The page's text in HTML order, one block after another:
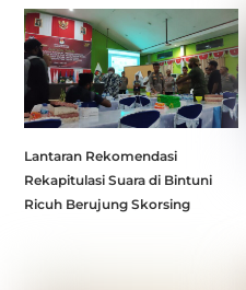
Lantaran Rekomendasi
Rekapitulasi Suara di Bintuni
Ricuh Berujung Skorsing